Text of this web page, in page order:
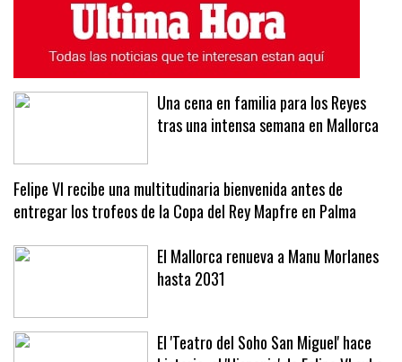
Una cena en familia para los Reyes
tras una intensa semana en Mallorca
Felipe VI recibe una multitudinaria bienvenida antes de
entregar los trofeos de la Copa del Rey Mapfre en Palma
El Mallorca renueva a Manu Morlanes
hasta 2031
El 'Teatro del Soho San Miguel' hace